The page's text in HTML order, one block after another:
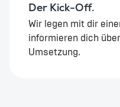
Der Kick-Off.
Wir legen mit dir
informieren dich
Umsetzung.